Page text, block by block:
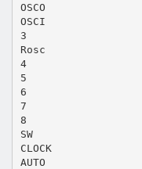
OSCO
OSCI
3
Rosc
4
5
6
7
8
SW
CLOCK
AUTO